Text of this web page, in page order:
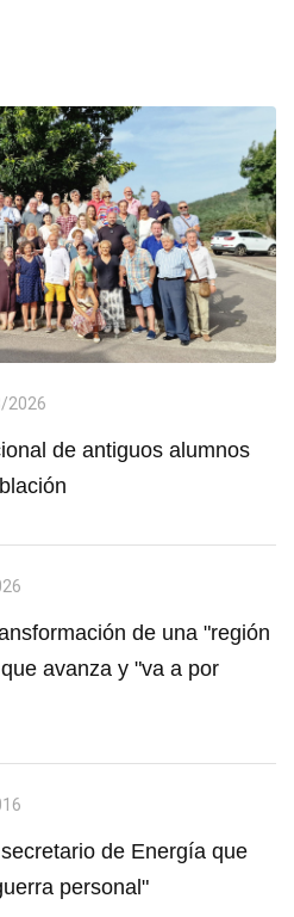
2026
de antiguos alumnos
de una "región
avanza y "va a por
de Energía que
personal"